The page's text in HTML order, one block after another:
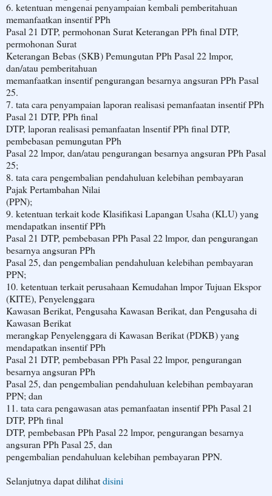
6. ketentuan mengenai penyampaian kembali pemberitahuan
memanfaatkan insentif PPh
Pasal 21 DTP, permohonan Surat Keterangan PPh final DTP,
permohonan Surat
Keterangan Bebas (SKB) Pemungutan PPh Pasal 22 lmpor,
dan/atau pemberitahuan
memanfaatkan insentif pengurangan besarnya angsuran PPh Pasal
25.
7. tata cara penyampaian laporan realisasi pemanfaatan insentif PPh
Pasal 21 DTP, PPh final
DTP, laporan realisasi pemanfaatan lnsentif PPh final DTP,
pembebasan pemungutan PPh
Pasal 22 lmpor, dan/atau pengurangan besarnya angsuran PPh Pasal
25;
8. tata cara pengembalian pendahuluan kelebihan pembayaran
Pajak Pertambahan Nilai
(PPN);
9. ketentuan terkait kode Klasifikasi Lapangan Usaha (KLU) yang
mendapatkan insentif PPh
Pasal 21 DTP, pembebasan PPh Pasal 22 lmpor, dan pengurangan
besarnya angsuran PPh
Pasal 25, dan pengembalian pendahuluan kelebihan pembayaran
PPN;
10. ketentuan terkait perusahaan Kemudahan lmpor Tujuan Ekspor
(KITE), Penyelenggara
Kawasan Berikat, Pengusaha Kawasan Berikat, dan Pengusaha di
Kawasan Berikat
merangkap Penyelenggara di Kawasan Berikat (PDKB) yang
mendapatkan insentif PPh
Pasal 21 DTP, pembebasan PPh Pasal 22 lmpor, pengurangan
besarnya angsuran PPh
Pasal 25, dan pengembalian pendahuluan kelebihan pembayaran
PPN; dan
11. tata cara pengawasan atas pemanfaatan insentif PPh Pasal 21
DTP, PPh final
DTP, pembebasan PPh Pasal 22 lmpor, pengurangan besarnya
angsuran PPh Pasal 25, dan
pengembalian pendahuluan kelebihan pembayaran PPN.
Selanjutnya dapat dilihatdisini